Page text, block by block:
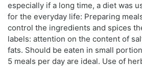
especially if a long time, a diet was
for the everyday life: Preparing
control the ingredients and spices
labels: attention on the content of
fats. Should be eaten in small
5 meals per day are ideal. Use of